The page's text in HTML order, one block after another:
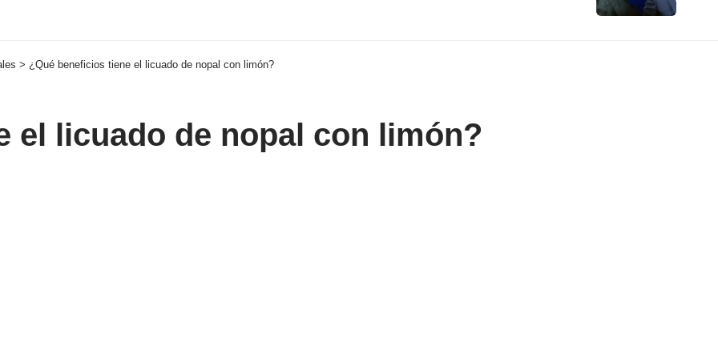
> ¿Qué beneficios tiene el licuado de nopal con limón?
el licuado de nopal con limón?